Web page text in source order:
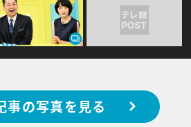
事の写真を見る